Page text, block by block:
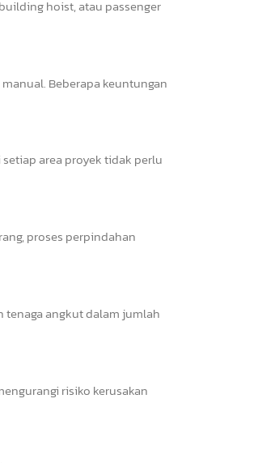
hoist, atau passenger
Beberapa keuntungan
area proyek tidak perlu
proses perpindahan
angkut dalam jumlah
risiko kerusakan